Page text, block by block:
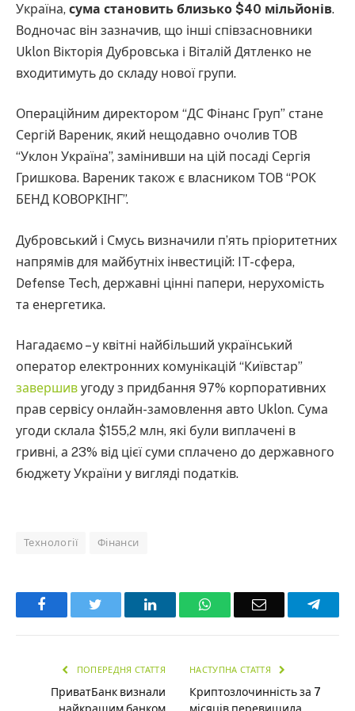
Україна, сума становить близько $40 мільйонів.
Водночас він зазначив, що інші співзасновники
Uklon Вікторія Дубровська і Віталій Дятленко не
входитимуть до складу нової групи.
Операційним директором “ДС Фінанс Груп” стане
Сергій Вареник, який нещодавно очолив ТОВ
“Уклон Україна”, замінивши на цій посаді Сергія
Гришкова. Вареник також є власником ТОВ “РОК
БЕНД КОВОРКІНГ”.
Дубровський і Смусь визначили п’ять пріоритетних
напрямів для майбутніх інвестицій: IT-сфера,
Defense Tech, державні цінні папери, нерухомість
та енергетика.
Нагадаємо – у квітні найбільший український
оператор електронних комунікацій “Київстар”
завершив угоду з придбання 97% корпоративних
прав сервісу онлайн-замовлення авто Uklon. Сума
угоди склала $155,2 млн, які були виплачені в
гривні, а 23% від цієї суми сплачено до державного
бюджету України у вигляді податків.
Технології Фінанси
Facebook LinkedInWhatsAppEmail
ПОПЕРЕДНЯ СТАТТЯ
ПриватБанк визнали
найкращим банком
НАСТУПНА СТАТТЯ
Криптозлочинність за 7
місяців перевищила